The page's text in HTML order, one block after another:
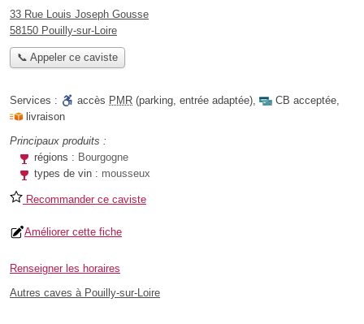
33 Rue Louis Joseph Gousse
58150 Pouilly-sur-Loire
📞 Appeler ce caviste
Services : accès PMR (parking, entrée adaptée), CB acceptée,
livraison
Principaux produits :
régions : Bourgogne
types de vin : mousseux
Recommander ce caviste
Améliorer cette fiche
Renseigner les horaires
Autres caves à Pouilly-sur-Loire